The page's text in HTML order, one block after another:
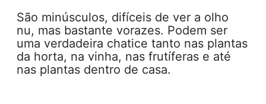
São minúsculos, difíceis de ver a olho
nu, mas bastante vorazes. Podem ser
uma verdadeira chatice tanto nas plantas
da horta, na vinha, nas frutíferas e até
nas plantas dentro de casa.